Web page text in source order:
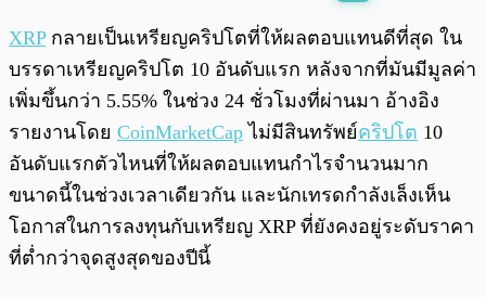
พร้อมเล่น 0:00/
XRPกลายเป็นเหรียญคริปโตที่ให้ผลตอบแทนดีที่สุด ใน
บรรดาเหรียญคริปโต 10 อันดับแรก หลังจากที่มันมีมูลค่า
เพิ่มขึ้นกว่า 5.55% ในช่วง 24 ชั่วโมงที่ผ่านมา อ้างอิง
รายงานโดย CoinMarketCap ไม่มีสินทรัพย์คริปโต 10
อันดับแรกตัวไหนที่ให้ผลตอบแทนกำไรจำนวนมาก
ขนาดนี้ในช่วงเวลาเดียวกัน และนักเทรดกำลังเล็งเห็น
โอกาสในการลงทุนกับเหรียญ XRP ที่ยังคงอยู่ระดับราคา
ที่ต่ำกว่าจุดสูงสุดของปีนี้